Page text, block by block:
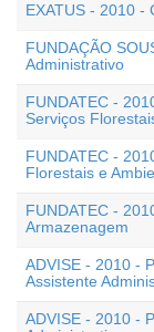
EXATUS - 2010 -
FUNDAÇÃO
Administrativo
FUNDATEC -
Serviços
FUNDATEC -
Florestais e
FUNDATEC -
Armazenagem
ADVISE - 2010 -
Assistente
ADVISE - 2010 -